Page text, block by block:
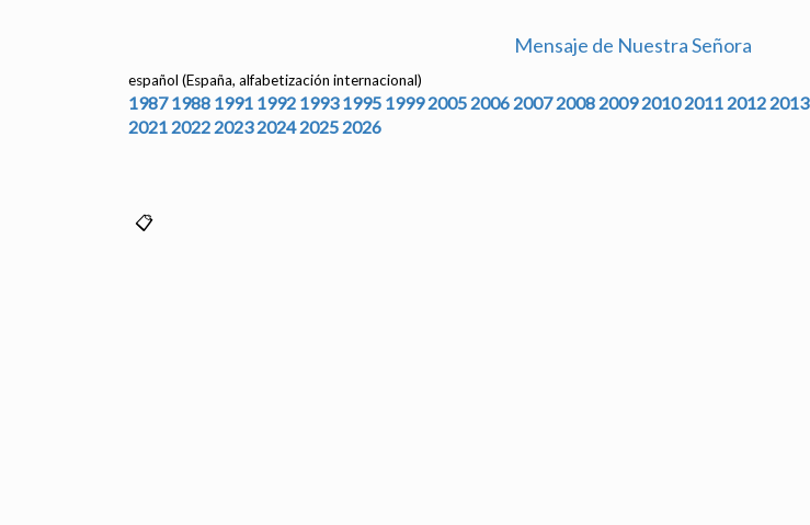
Mensaje de Nuestra Señora
español (España, alfabetización internacional)
1987 1988 1991 1992 1993 1995 1999 2005 2006 2007 2008 2009 2010 2011 2012 2013
2021 2022 2023 2024 2025 2026